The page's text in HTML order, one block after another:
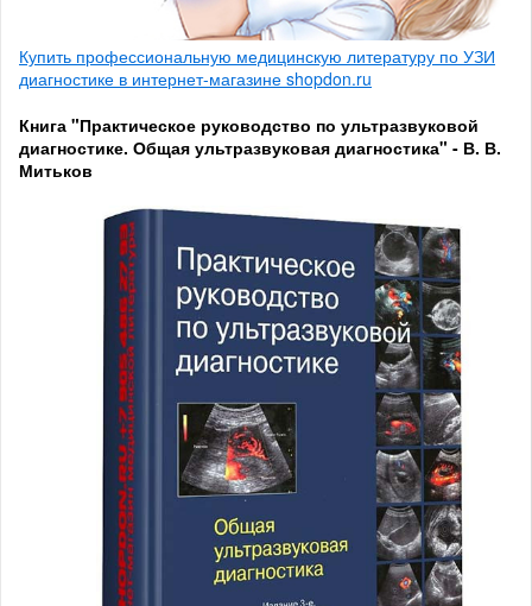
Купить профессиональную медицинскую литературу по УЗИ
диагностике в интернет-магазине shopdon.ru
Книга "Практическое руководство по ультразвуковой
диагностике. Общая ультразвуковая диагностика" - В. В.
Митьков